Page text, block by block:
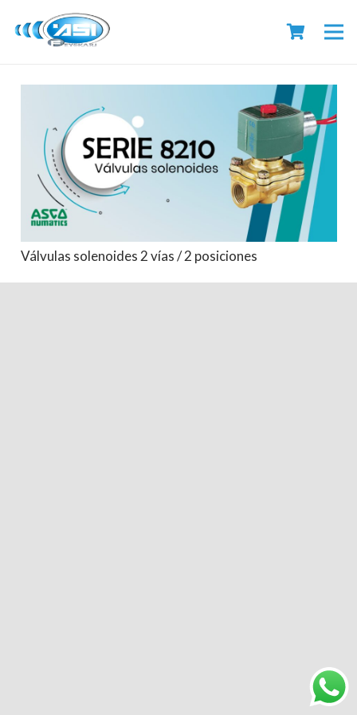
Válvulas solenoides 2 vías / 2 posiciones